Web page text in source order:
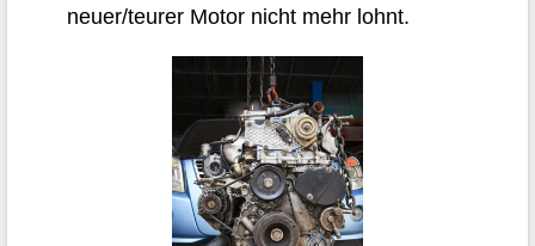
neuer/teurer Motor nicht mehr lohnt.